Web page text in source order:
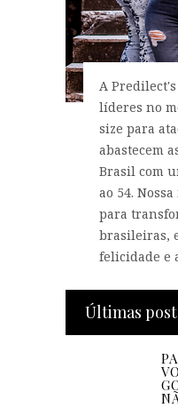
A
líderes no
size para
abastecem
Brasil com
ao 54.
para
brasileiras,
felicidade e
Últimas